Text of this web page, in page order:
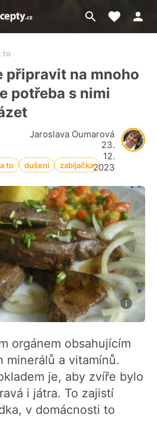
Přejít
na
Moje
to
připravit na mnoho
potřeba s nimi
Jaroslava Oumarová
23.
12.
2023
to dušení zabijačka
orgánem obsahujícím
minerálů a vitamínů.
je, aby zvíře bylo
i játra. To zajistí
v domácnosti to